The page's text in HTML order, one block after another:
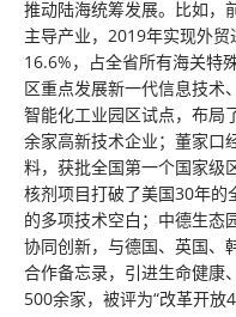
推动陆海统筹发展。比如，
主导产业，2019年实现外
16.6%，占全省所有海关特
区重点发展新一代信息技术
智能化工业园区试点，布局
余家高新技术企业；董家口
料，获批全国第一个国家级
核剂项目打破了美国30年的
的多项技术空白；中德生态
协同创新，与德国、英国、
合作备忘录，引进生命健康
500余家，被评为“改革开放